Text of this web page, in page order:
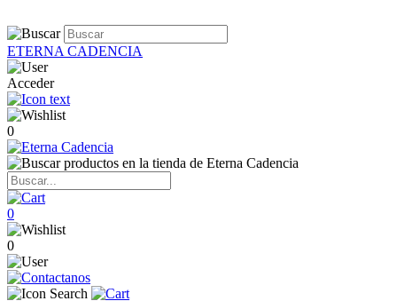
ETERNA CADENCIA
Acceder
0
0
0